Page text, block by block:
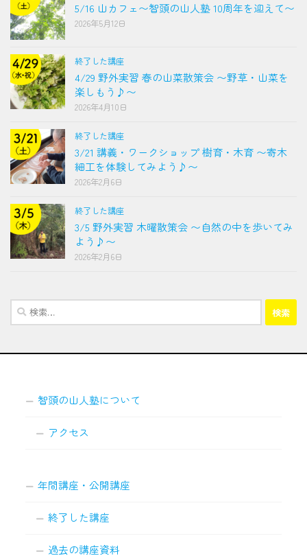
5/16 山カフェ〜智頭の山人塾 10周年を迎えて〜
2026年5月12日
終了した講座
4/29 野外実習 春の山菜散策会 〜野草・山菜を
楽しもう♪〜
2026年4月10日
終了した講座
3/21 講義・ワークショップ 樹育・木育 〜寄木
細工を体験してみよう♪〜
2026年2月6日
終了した講座
3/5 野外実習 木曜散策会 〜自然の中を歩いてみ
よう♪〜
2026年2月6日
検
索:
智頭の山人塾について
アクセス
年間講座・公開講座
終了した講座
過去の講座資料